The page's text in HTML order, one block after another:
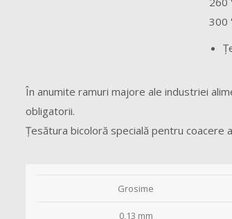
300
În anumite ramuri majore ale industriei
obligatorii.
Ţesătura bicoloră specială pentru coacere
Grosime
0,13 mm